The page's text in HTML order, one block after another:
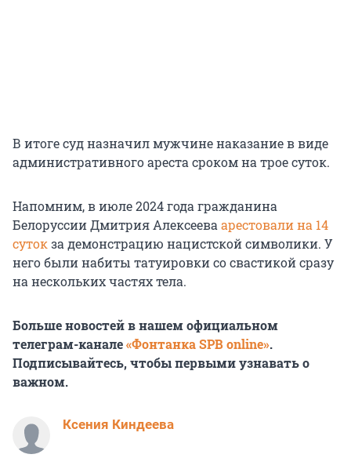
В итоге суд назначил мужчине наказание в виде
административного ареста сроком на трое суток.
Напомним, в июле 2024 года гражданина
Белоруссии Дмитрия Алексеева арестовали на 14
сутокза демонстрацию нацистской символики. У
него были набиты татуировки со свастикой сразу
на нескольких частях тела.
Больше новостей в нашем официальном
телеграм-канале«Фонтанка SPB online».
Подписывайтесь, чтобы первыми узнавать о
важном.
Ксения Киндеева